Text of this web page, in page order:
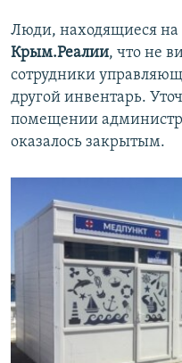
Люди, находящиеся на
Крым.Реалии, что не
сотрудники
другой инвентарь.
помещении
оказалось закрытым.